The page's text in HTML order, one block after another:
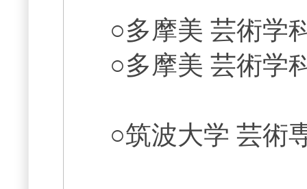
○多摩美 芸術学
○多摩美 芸術学
○筑波大学 芸術